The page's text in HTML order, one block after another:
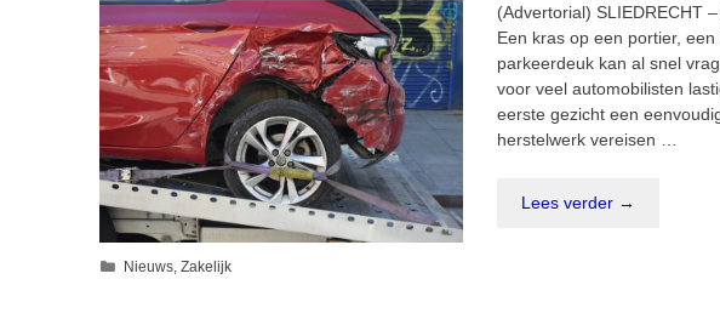
(Advertorial) SLIEDRECHT
Een kras op een portier,
parkeerdeuk kan al snel
voor veel automobilisten
eerste gezicht een
herstelwerk vereisen …
Lees verder →
Categorieën
Nieuws,Zakelijk